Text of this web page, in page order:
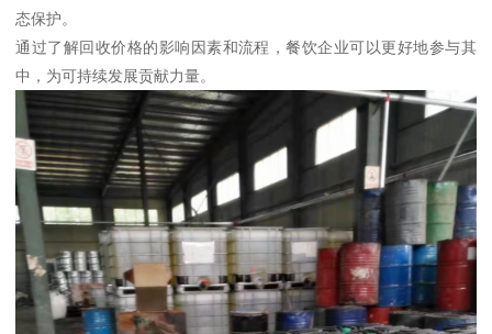
态保护。
通过了解回收价格的影响因素和流程，餐饮企业可以更好地参与其
中，为可持续发展贡献力量。